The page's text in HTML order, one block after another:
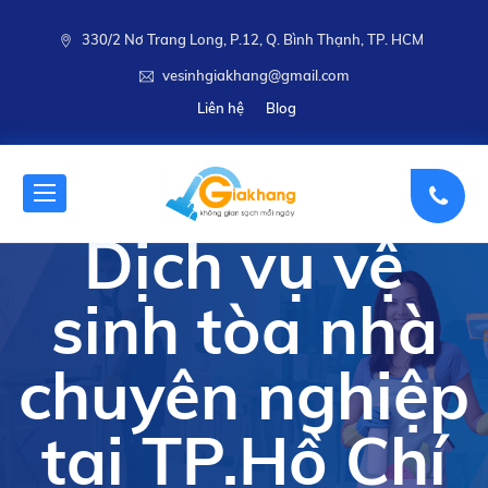
330/2 Nơ Trang Long, P.12, Q. Bình Thạnh, TP. HCM
vesinhgiakhang@gmail.com
Liên hệ
Blog
Dịch vụ vệ
sinh tòa nhà
chuyên nghiệp
tại TP.Hồ Chí